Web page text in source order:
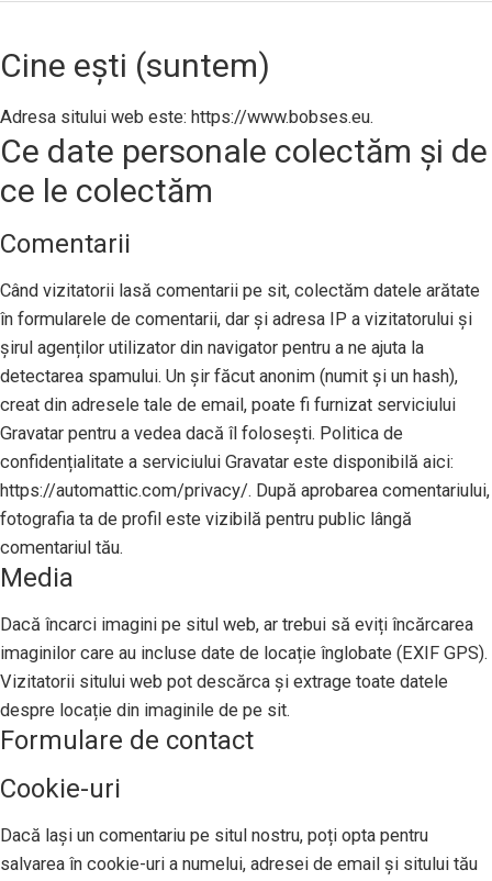
Cine ești (suntem)
Adresa sitului web este: https://www.bobses.eu.
Ce date personale colectăm și de
ce le colectăm
Comentarii
Când vizitatorii lasă comentarii pe sit, colectăm datele arătate
în formularele de comentarii, dar și adresa IP a vizitatorului și
șirul agenților utilizator din navigator pentru a ne ajuta la
detectarea spamului. Un șir făcut anonim (numit și un hash),
creat din adresele tale de email, poate fi furnizat serviciului
Gravatar pentru a vedea dacă îl folosești. Politica de
confidențialitate a serviciului Gravatar este disponibilă aici:
https://automattic.com/privacy/. După aprobarea comentariului,
fotografia ta de profil este vizibilă pentru public lângă
comentariul tău.
Media
Dacă încarci imagini pe situl web, ar trebui să eviți încărcarea
imaginilor care au incluse date de locație înglobate (EXIF GPS).
Vizitatorii sitului web pot descărca și extrage toate datele
despre locație din imaginile de pe sit.
Formulare de contact
Cookie-uri
Dacă lași un comentariu pe situl nostru, poți opta pentru
salvarea în cookie-uri a numelui, adresei de email și sitului tău